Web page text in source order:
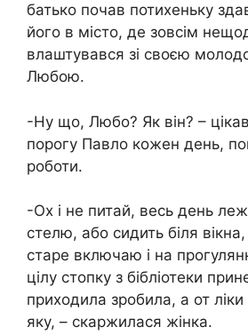
батько почав потихеньку
його в місто, де зовсім
влаштувався зі своєю
Любою.
-Ну що, Любо? Як він? –
порогу Павло кожен день,
роботи.
-Ох і не питай, весь день
стелю, або сидить біля
старе включаю і на
цілу стопку з бібліотеки
приходила зробила, а от ліки
яку, – скаржилася жінка.